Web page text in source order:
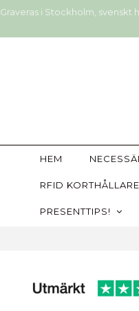
Graveras i Stockholm, svenskt
HEM
RFID KORTHÅLLARE
PRESENTTIPS!